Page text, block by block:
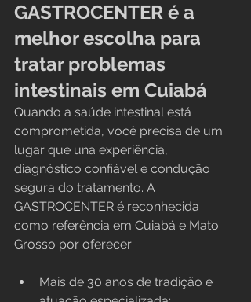
GASTROCENTER é a
melhor escolha para
tratar problemas
intestinais em Cuiabá
Quando a saúde intestinal está
comprometida, você precisa de um
lugar que una experiência,
diagnóstico confiável e condução
segura do tratamento. A
GASTROCENTER é reconhecida
como referência em Cuiabá e Mato
Grosso por oferecer:
Mais de 30 anos de tradição e